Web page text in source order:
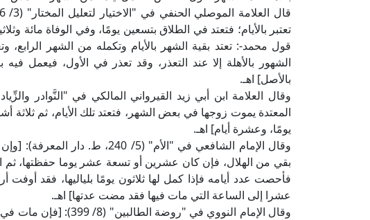
تعتبر بالأيام؛ فتعتد في الطلاق بتسعين يومًا، وفي الوفاة مائة
قول محمد-: تعتد بقية الشهر بالأيام وتكمله من الشهر الرابع،
الشهور بالأهلة إلا عند التعذر، وقد تعذر في الأول، فيعمل فيه
بالأصل] اهـ.
المعتدة يموت زوجها في بعض الشهر، فتعتد تلك الأيام، ثم ثلاثة
يومًا، وعشرة أيام] اهـ.
وقال الإمام الشافعي في "الأم"
بقي من الهلال، فإن كان عشرين أو تسعة عشر يوما حفظتها، ثم
فأحصت عدد أيامه فإذا كمل لها ثلاثون يومًا بلياليها، فقد أوفت
عشرا إلى الساعة التي مات فيها فقد مضت عدتها] اهـ.
وقال الإمام النووي في